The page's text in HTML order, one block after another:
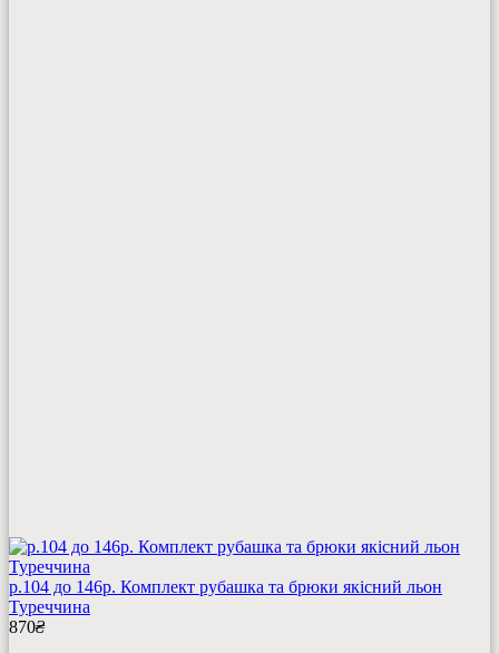
р.104 до 146р. Комплект рубашка та брюки якісний льон
Туреччина
870₴